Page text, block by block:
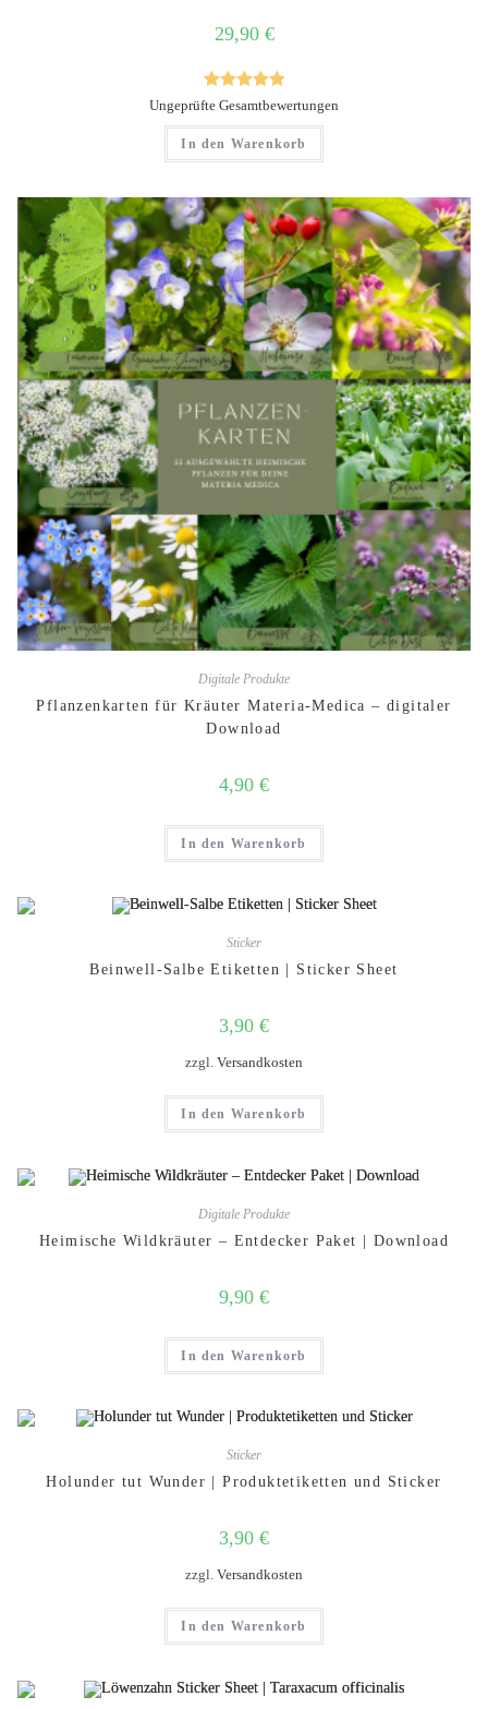
29,90 €
Bewertet mit
5.00von 5
Ungeprüfte Gesamtbewertungen
In den Warenkorb
Digitale Produkte
Pflanzenkarten für Kräuter Materia-Medica – digitaler
Download
4,90 €
In den Warenkorb
Sticker
Beinwell-Salbe Etiketten | Sticker Sheet
3,90 €
zzgl. Versandkosten
In den Warenkorb
Digitale Produkte
Heimische Wildkräuter – Entdecker Paket | Download
9,90 €
In den Warenkorb
Sticker
Holunder tut Wunder | Produktetiketten und Sticker
3,90 €
zzgl. Versandkosten
In den Warenkorb